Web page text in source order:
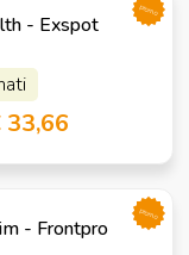
- Exspot
33,66
promo
- Frontpro
promo